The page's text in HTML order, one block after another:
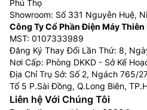
Phú Thọ
Showroom: Số 331 Nguyễn Huệ,
Công Ty Cổ Phần Điện Máy Thiên
MST: 0107333989
Đăng Ký Thay Đổi Lần Thứ: 8,
Nơi Cấp: Phòng DKKD - Sở Kế
Địa Chỉ Trụ Sở: Số 2, Ngách 765/
Tổ 5 P.Sài Đồng, Q.Long Biên,
Liên hệ Với Chúng Tôi